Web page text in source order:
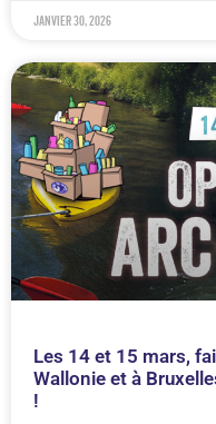
janvier 30, 2026
Les 14 et 15 mars,
Wallonie et à
!